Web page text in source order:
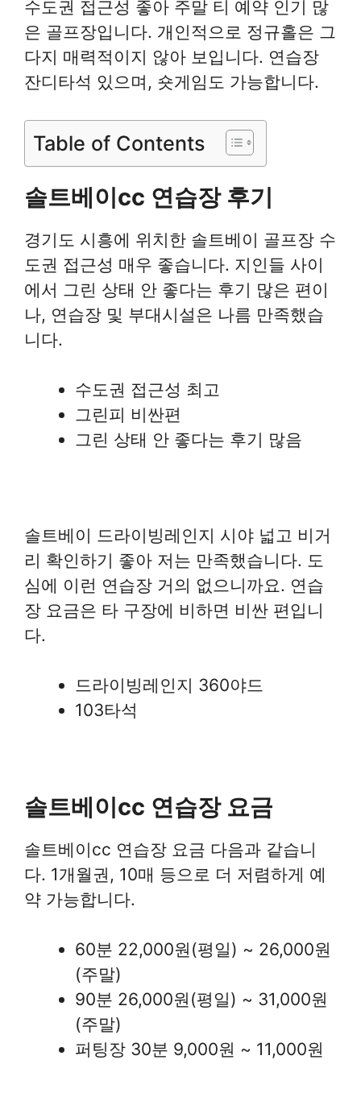
수도권 접근성 좋아 주말 티 예약 인기 많
은 골프장입니다. 개인적으로 정규홀은 그
다지 매력적이지 않아 보입니다. 연습장
잔디타석 있으며, 숏게임도 가능합니다.
Table of Contents
솔트베이cc 연습장 후기
경기도 시흥에 위치한 솔트베이 골프장 수
도권 접근성 매우 좋습니다. 지인들 사이
에서 그린 상태 안 좋다는 후기 많은 편이
나, 연습장 및 부대시설은 나름 만족했습
니다.
수도권 접근성 최고
그린피 비싼편
그린 상태 안 좋다는 후기 많음
솔트베이 드라이빙레인지 시야 넓고 비거
리 확인하기 좋아 저는 만족했습니다. 도
심에 이런 연습장 거의 없으니까요. 연습
장 요금은 타 구장에 비하면 비싼 편입니
다.
드라이빙레인지 360야드
103타석
솔트베이cc 연습장 요금
솔트베이cc 연습장 요금 다음과 같습니
다. 1개월권, 10매 등으로 더 저렴하게 예
약 가능합니다.
60분 22,000원(평일) ~ 26,000원
(주말)
90분 26,000원(평일) ~ 31,000원
(주말)
퍼팅장 30분 9,000원 ~ 11,000원